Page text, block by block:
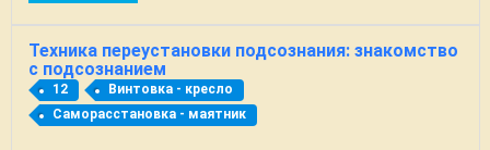
Техника переустановки подсознания: знакомство
с подсознанием
12
Винтовка - кресло
Саморасстановка - маятник